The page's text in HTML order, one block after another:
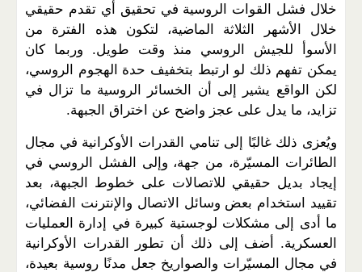
خلال فشل القوات الروسية في تحقيق أي تقدم حقيقي
خلال الأشهر الثلاثة الماضية، لتكون هذه الفترة من
الأسوأ للجيش الروسي منذ وقت طويل. وربما كان
يمكن تفهم ذلك لو ارتبط بتخفيف حدة الهجوم الروسي،
لكن الواقع يشير إلى أن الخسائر الروسية ما تزال في
تزايد، ما يدل على عجز واضح عن اختراق الجبهة.
ويُعزى ذلك غالبًا إلى تنامي القدرات الأوكرانية في مجال
الطائرات المسيّرة، من جهة، وإلى الفشل الروسي في
إيجاد بديل حقيقي للاتصالات على خطوط الجبهة، بعد
تقييد استخدام بعض وسائل الاتصال والإنترنت الفضائي،
ما أدى إلى مشكلات لوجستية كبيرة في إدارة العمليات
العسكرية. أضف إلى ذلك أن تطور القدرات الأوكرانية
في مجال المسيّرات والصواريخ جعل مدنًا روسية بعيدة،